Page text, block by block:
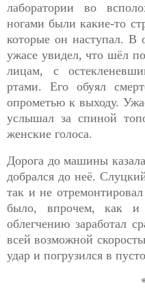
лаборатории во
ногами были какие-то
которые он наступал. В
ужасе увидел, что шёл
лицам, с
ртами. Его обуял
опрометью к выходу.
услышал за спиной
женские голоса.
Дорога до машины
добрался до неё.
так и не
было, впрочем, как
облегчению заработал
всей возможной
удар и погрузился в